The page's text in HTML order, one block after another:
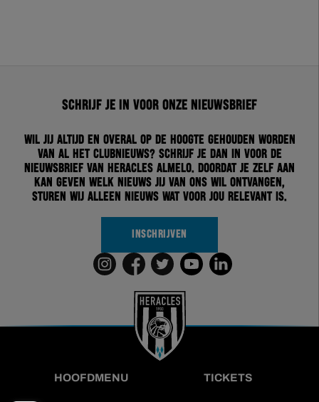
Schrijf je in voor onze nieuwsbrief
Wil jij altijd en overal op de hoogte gehouden worden
van al het clubnieuws? Schrijf je dan in voor de
nieuwsbrief van Heracles Almelo. Doordat je zelf aan
kan geven welk nieuws jij van ons wil ontvangen,
sturen wij alleen nieuws wat voor jou relevant is.
INSCHRIJVEN
HOOFDMENU TICKETS